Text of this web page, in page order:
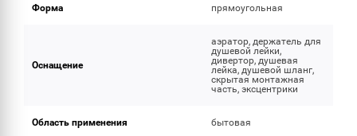
Форма прямоугольная
Оснащение
аэратор, держатель для
душевой лейки,
дивертор, душевая
лейка, душевой шланг,
скрытая монтажная
часть, эксцентрики
Область применения бытовая